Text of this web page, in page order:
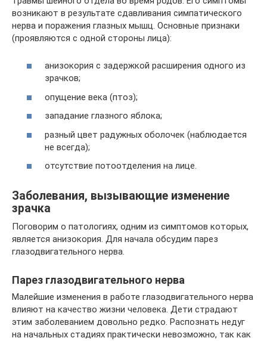
возникают в результате сдавливания симпатического
нерва и поражения глазных мышц. Основные признаки
(проявляются с одной стороны лица):
анизокория с задержкой расширения одного из
зрачков;
опущение века (птоз);
западание глазного яблока;
разный цвет радужных оболочек (наблюдается
не всегда);
отсутствие потоотделения на лице.
Заболевания, вызывающие изменение
зрачка
Поговорим о патологиях, одним из симптомов которых,
является анизокория. Для начала обсудим парез
глазодвигательного нерва.
Парез глазодвигательного нерва
Малейшие изменения в работе глазодвигательного нерва
влияют на качество жизни человека. Дети страдают
этим заболеванием довольно редко. Распознать недуг
на начальных стадиях практически невозможно, так как